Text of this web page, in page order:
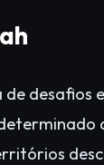
desafios